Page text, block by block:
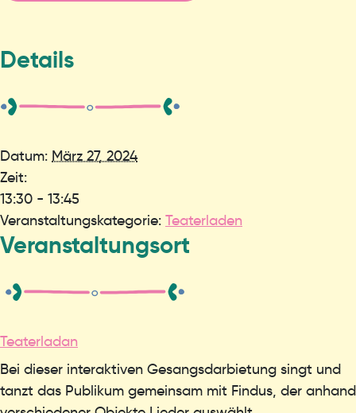
Details
Datum: März 27, 2024
Zeit:
13:30 - 13:45
Veranstaltungskategorie: Teaterladen
Veranstaltungsort
Teaterladan
Bei dieser interaktiven Gesangsdarbietung singt und
tanzt das Publikum gemeinsam mit Findus, der anhand